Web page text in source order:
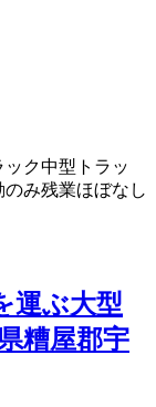
ック中型トラッ
のみ残業ほぼなし
運ぶ大型
糟屋郡宇